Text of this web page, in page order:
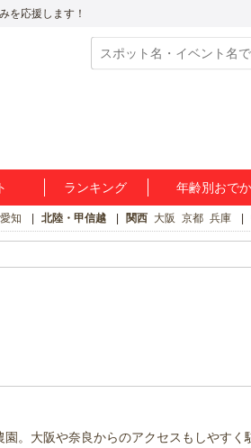
を応援します！
ランキング 年齢別おで
愛知 北陸・甲信越 関西 大阪 京都 兵庫
。大阪や奈良からのアクセスもしやすく